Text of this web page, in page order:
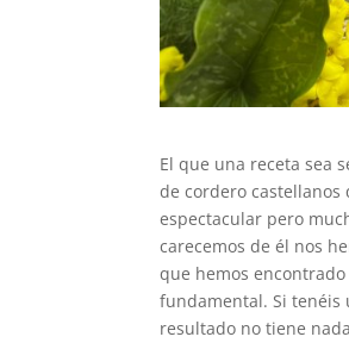
El que una receta sea
de cordero
espectacular pero
carecemos de él nos
que hemos
fundamental. Si tenéis
resultado no tiene